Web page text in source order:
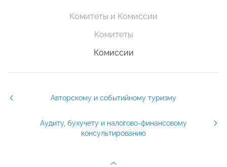
Комитеты и Комиссии
Комитеты
Комиссии
Авторскому и событийному туризму
Аудиту, бухучету и налогово-финансовому
консультированию